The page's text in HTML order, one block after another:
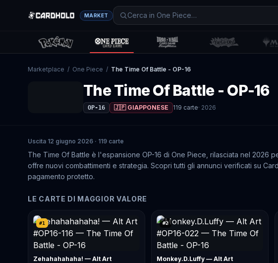
MARKET
Marketplace / One Piece / The Time Of Battle - OP-16
The Time Of Battle - OP-16
OP-16 🇯🇵 GIAPPONESE 119 carte· 2026
Uscita 12 giugno 2026 · 119 carte
The Time Of Battle è l'espansione OP-16 di One Piece, rilasciata nel 2026
offre nuovi combattimenti e strategia. Scopri tutti gli annunci verificati su
pagamento protetto.
LE CARTE DI MAGGIOR VALORE
#1
Zehahahahaha! — Alt Art
#2
Monkey.D.Luffy — Alt Art